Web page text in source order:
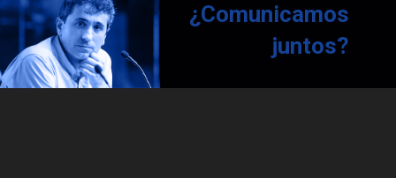
¿Comunicamos
juntos?